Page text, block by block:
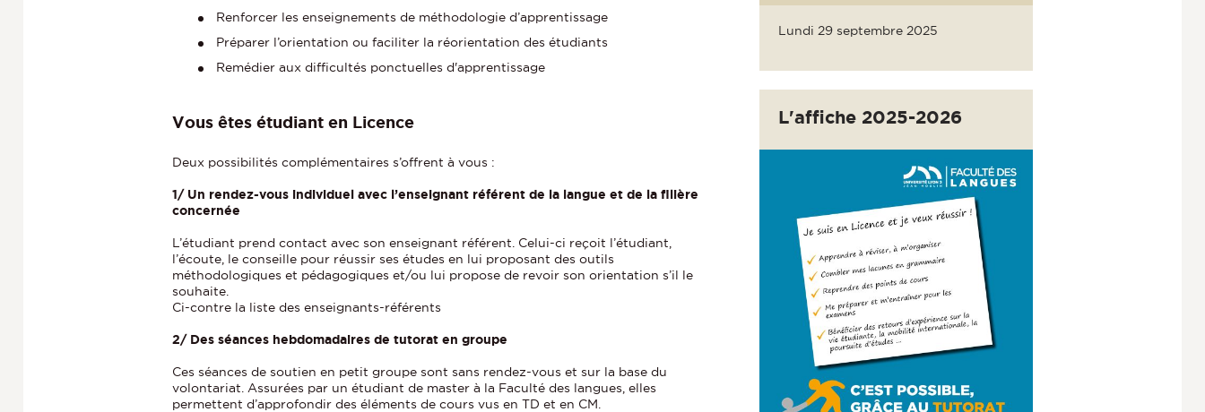
Renforcer les enseignements de méthodologie d’apprentissage
Préparer l’orientation ou faciliter la réorientation des étudiants
Remédier aux difficultés ponctuelles d'apprentissage
Vous êtes étudiant en Licence
Deux possibilités complémentaires s’offrent à vous :
1/ Un rendez-vous individuel avec l’enseignant référent de la langue et de la filière
concernée
L’étudiant prend contact avec son enseignant référent. Celui-ci reçoit l’étudiant,
l’écoute, le conseille pour réussir ses études en lui proposant des outils
méthodologiques et pédagogiques et/ou lui propose de revoir son orientation s’il le
souhaite.
Ci-contre la liste des enseignants-référents
2/ Des séances hebdomadaires de tutorat en groupe
Ces séances de soutien en petit groupe sont sans rendez-vous et sur la base du
volontariat. Assurées par un étudiant de master à la Faculté des langues, elles
permettent d’approfondir des éléments de cours vus en TD et en CM.
Lundi 29 septembre 2025
L'affiche 2025-2026